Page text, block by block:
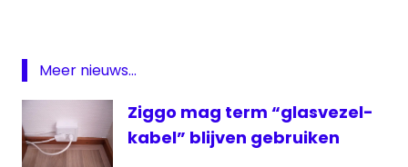
omzet
resultaat
televisie
winst
Meer nieuws...
Ziggo mag term “glasvezel-
kabel” blijven gebruiken